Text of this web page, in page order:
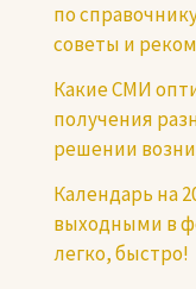
по
советы и
Какие СМИ
получения
решении
Календарь на
выходными в
легко, быстро!